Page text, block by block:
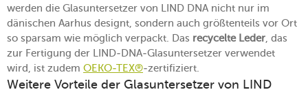
werden die Glasuntersetzer von LIND DNA nicht nur im
dänischen Aarhus designt, sondern auch größtenteils vor Ort
so sparsam wie möglich verpackt. Das recycelte Leder , das
zur Fertigung der LIND-DNA-Glasuntersetzer verwendet
wird, ist zudem OEKO-TEX®-zertifiziert.
Weitere Vorteile der Glasuntersetzer von LIND